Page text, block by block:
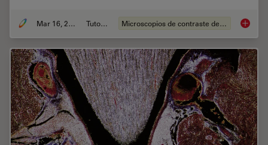
Mar 16, 2023 Tutorial Microscopios de contraste de fases Phase